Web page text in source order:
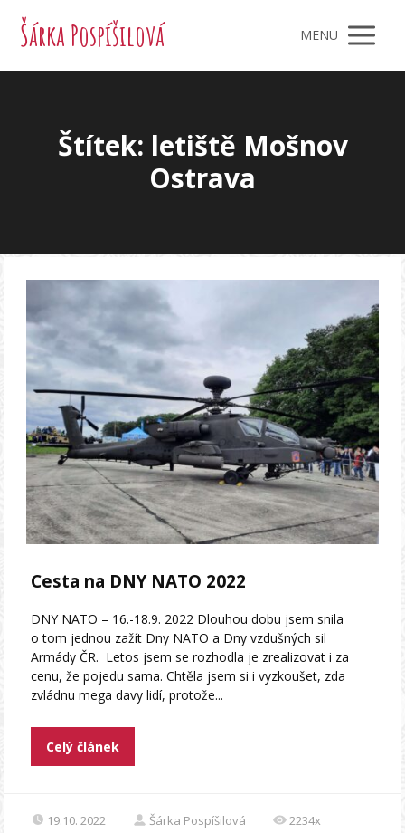
Šárka Pospíšilová MENU
Štítek: letiště Mošnov
Ostrava
Cesta na DNY NATO 2022
DNY NATO – 16.-18.9. 2022 Dlouhou dobu jsem snila
o tom jednou zažít Dny NATO a Dny vzdušných sil
Armády ČR. Letos jsem se rozhodla je zrealizovat i za
cenu, že pojedu sama. Chtěla jsem si i vyzkoušet, zda
zvládnu mega davy lidí, protože...
Celý článek
19.10. 2022 Šárka Pospíšilová 2234x